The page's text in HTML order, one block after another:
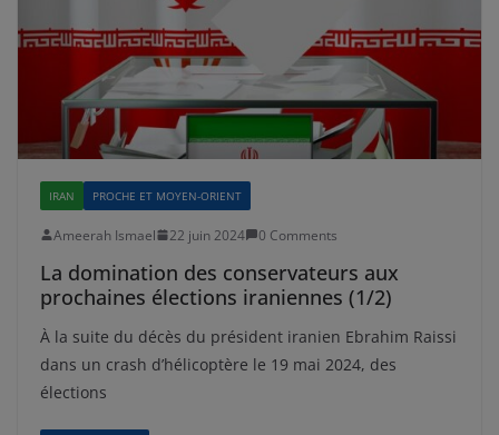
IRAN PROCHE ET MOYEN-ORIENT
Ameerah Ismael 22 juin 2024 0 Comments
La domination des conservateurs aux
prochaines élections iraniennes (1/2)
À la suite du décès du président iranien Ebrahim Raissi
dans un crash d’hélicoptère le 19 mai 2024, des
élections